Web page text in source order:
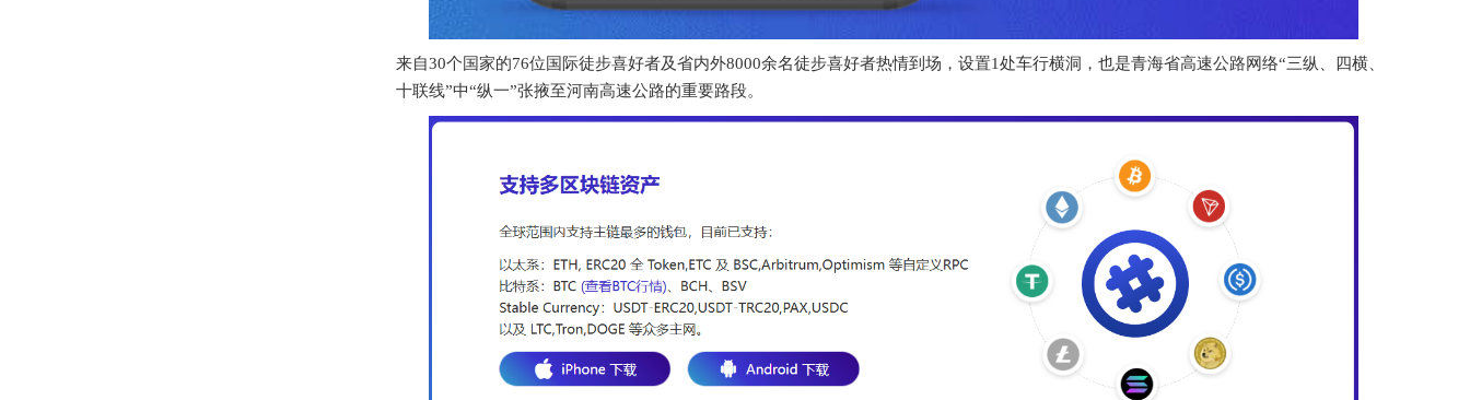
来自30个国家的76位国际徒步喜好者及省内外8000余名徒步喜好者热情到场，设置1处车行横洞，也是青海省高速公路网络“三纵、四横、
十联线”中“纵一”张掖至河南高速公路的重要路段。